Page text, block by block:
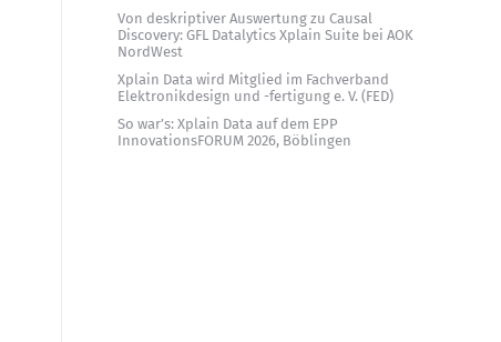
Von deskriptiver Auswertung zu Causal
Discovery: GFL Datalytics Xplain Suite bei AOK
NordWest
Xplain Data wird Mitglied im Fachverband
Elektronikdesign und -fertigung e. V. (FED)
So war’s: Xplain Data auf dem EPP
InnovationsFORUM 2026, Böblingen